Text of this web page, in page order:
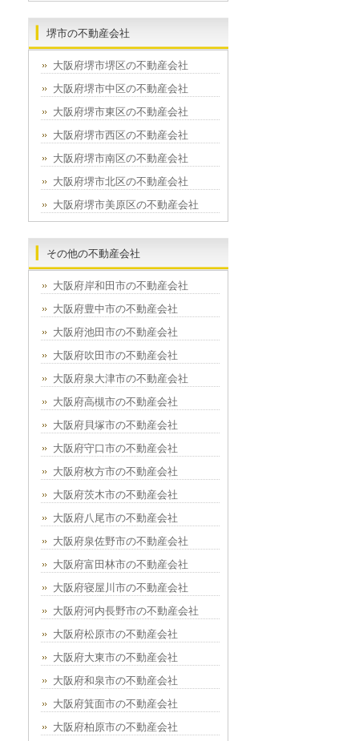
堺市の不動産会社
大阪府堺市堺区の不動産会社
大阪府堺市中区の不動産会社
大阪府堺市東区の不動産会社
大阪府堺市西区の不動産会社
大阪府堺市南区の不動産会社
大阪府堺市北区の不動産会社
大阪府堺市美原区の不動産会社
その他の不動産会社
大阪府岸和田市の不動産会社
大阪府豊中市の不動産会社
大阪府池田市の不動産会社
大阪府吹田市の不動産会社
大阪府泉大津市の不動産会社
大阪府高槻市の不動産会社
大阪府貝塚市の不動産会社
大阪府守口市の不動産会社
大阪府枚方市の不動産会社
大阪府茨木市の不動産会社
大阪府八尾市の不動産会社
大阪府泉佐野市の不動産会社
大阪府富田林市の不動産会社
大阪府寝屋川市の不動産会社
大阪府河内長野市の不動産会社
大阪府松原市の不動産会社
大阪府大東市の不動産会社
大阪府和泉市の不動産会社
大阪府箕面市の不動産会社
大阪府柏原市の不動産会社